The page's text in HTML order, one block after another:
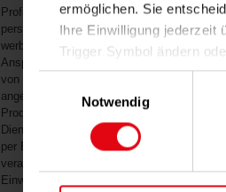
ermöglichen. Sie
Ihre Einwilligung jederzeit
Trigger Symbol ändern
Wenn Sie es erlauben,
genau sein können
identifizieren
Notwendig
Profilbildung für
personalisierte
werbliche
Ansprachen zu den
von ihr
angebotenen
Produkten und
Dienstleistungen
per E-Mail
verarbeitet. Diese
Einwilligung erfolgt